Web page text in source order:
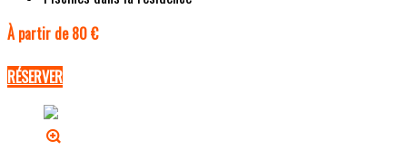
À partir de 80 €
RÉSERVER